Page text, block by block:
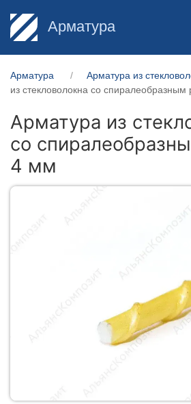
Арматура
Арматура Арматура из
из стекловолокна со
Арматура из
со
4 мм